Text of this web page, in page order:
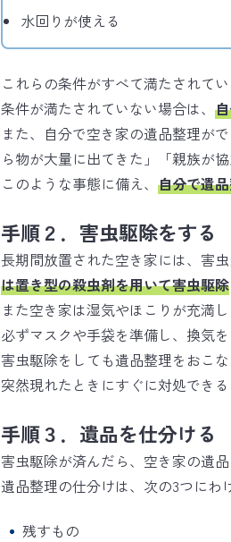
水回りが使える
これらの条件がすべて満たされて
条件が満たされていない場合は、
また、自分で空き家の遺品整理が
ら物が大量に出てきた」「親族が
このような事態に備え、 自分で遺
手順２．害虫駆除をする
長期間放置された空き家には、害
は置き型の殺虫剤を用いて害虫駆除
また空き家は湿気やほこりが充満
必ずマスクや手袋を準備し、換気
害虫駆除をしても遺品整理をおこ
突然現れたときにすぐに対処できる
手順３．遺品を仕分ける
害虫駆除が済んだら、空き家の遺品
遺品整理の仕分けは、次の3つにわ
残すもの